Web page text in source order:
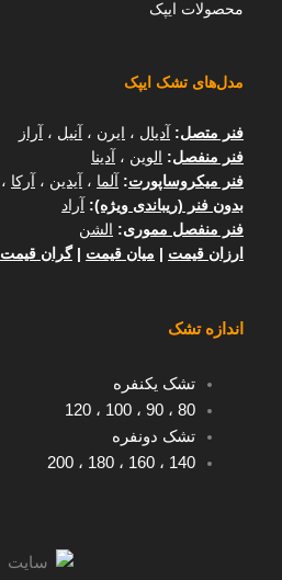
محصولات ایپک
مدل‌های تشک ایپک
فنر متصل: آدیال ، ایرن ، آنیل ،
آراز
فنر منفصل: الوین ، آدینا
فنر میکروساپورت: آلما ، آیدین ، آرکا ،
بدون فنر (ریباندی ویژه):
آراد
فنر منفصل مموری:
الشن
ارزان قیمت
میان قیمت |گران قیمت
اندازه تشک
تشک یکنفره
80، 90، 100 ، 120
تشک دونفره
140 ، 160 ، 180 ، 200